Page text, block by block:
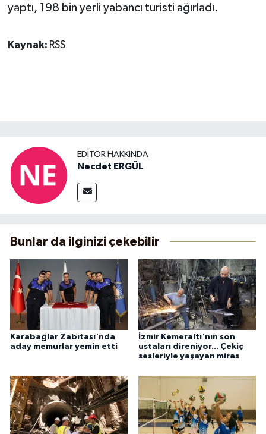
yaptı, 198 bin yerli yabancı turisti ağırladı.
Kaynak: RSS
EDITÖR HAKKINDA
Necdet ERGÜL
Bunlar da ilginizi çekebilir
Karabağlar Zabıtası'nda
aday memurlar yemin etti
İzmir Kemeraltı'nın son
ustaları direniyor... Çekiç
sesleriyle yaşayan miras